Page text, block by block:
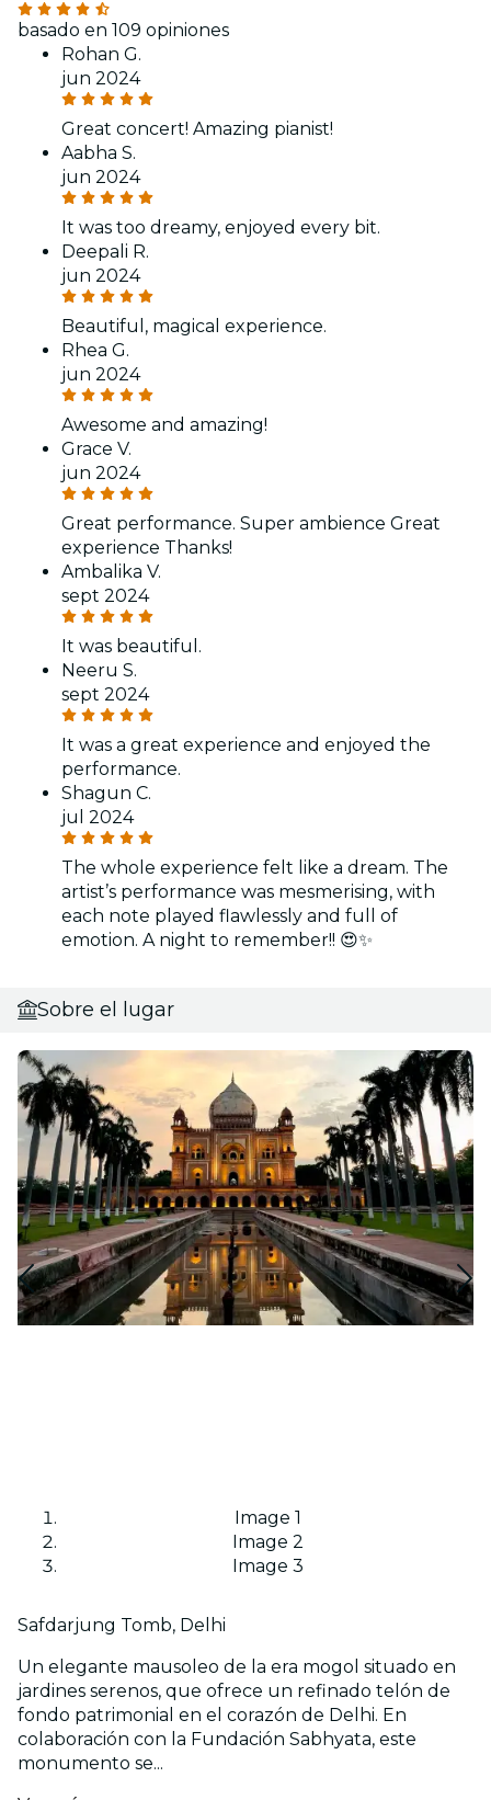
basado en 109 opiniones
Rohan G.
jun 2024
Great concert! Amazing pianist!
Aabha S.
jun 2024
It was too dreamy, enjoyed every bit.
Deepali R.
jun 2024
Beautiful, magical experience.
Rhea G.
jun 2024
Awesome and amazing!
Grace V.
jun 2024
Great performance. Super ambience Great
experience Thanks!
Ambalika V.
sept 2024
It was beautiful.
Neeru S.
sept 2024
It was a great experience and enjoyed the
performance.
Shagun C.
jul 2024
The whole experience felt like a dream. The
artist’s performance was mesmerising, with
each note played flawlessly and full of
emotion. A night to remember!! 😍✨
Sobre el lugar
Image 1
Image 2
Image 3
Safdarjung Tomb, Delhi
Un elegante mausoleo de la era mogol situado en
jardines serenos, que ofrece un refinado telón de
fondo patrimonial en el corazón de Delhi. En
colaboración con la Fundación Sabhyata, este
monumento se...